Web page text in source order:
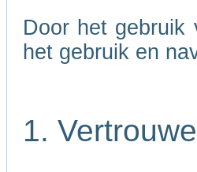
Door het gebruik
het gebruik en
1.